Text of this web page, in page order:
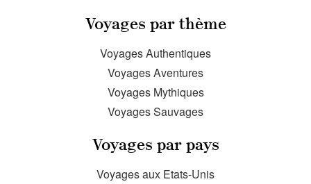
Voyages par thème
Voyages Authentiques
Voyages Aventures
Voyages Mythiques
Voyages Sauvages
Voyages par pays
Voyages aux Etats-Unis